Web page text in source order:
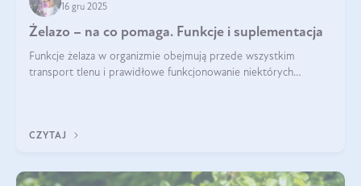
16 gru 2025
Żelazo – na co pomaga. Funkcje i suplementacja
Funkcje żelaza w organizmie obejmują przede wszystkim
transport tlenu i prawidłowe funkcjonowanie niektórych
CZYTAJ